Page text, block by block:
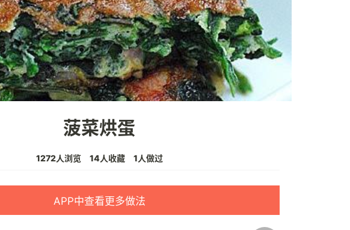
菠菜烘蛋
1272人浏览 14人收藏 1人做过
APP中查看更多做法